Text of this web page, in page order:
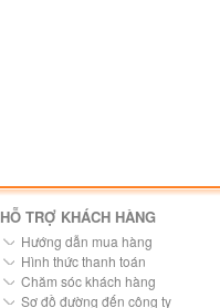
HỖ TRỢ KHÁCH HÀNG
Hướng dẫn mua hàng
Hình thức thanh toán
Chăm sóc khách hàng
Sơ đồ đường đến công ty